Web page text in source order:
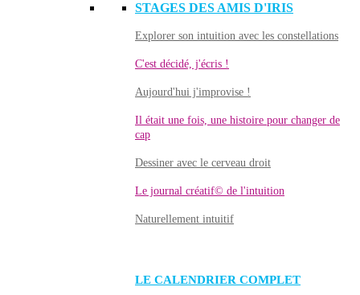
STAGES DES AMIS D'IRIS
Explorer son intuition avec les constellations
C'est décidé, j'écris !
Aujourd'hui j'improvise !
Il était une fois, une histoire pour changer de
cap
Dessiner avec le cerveau droit
Le journal créatif© de l'intuition
Naturellement intuitif
LE CALENDRIER COMPLET